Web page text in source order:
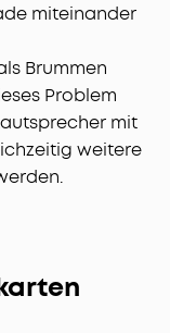
miteinander
Brummen
Problem
mit
weitere